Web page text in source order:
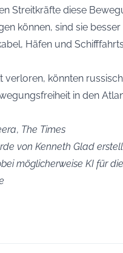
Streitkräfte diese
können, sind sie besser
Häfen und
verloren, könnten
in den
, The Times
von Kenneth Glad
möglicherweise KI für